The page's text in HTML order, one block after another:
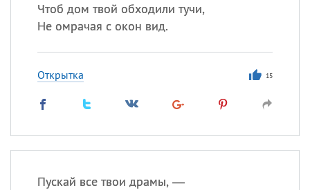
Чтоб дом твой обходили тучи,
Не омрачая с окон вид.
Открытка 15
Пускай все твои драмы, —